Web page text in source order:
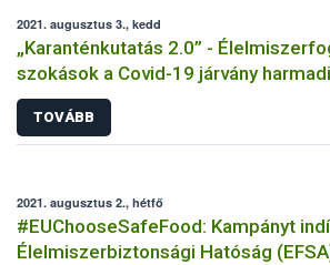
2021. augusztus 3., kedd
„Karanténkutatás 2.0” -
szokások a Covid-19 járvány
TOVÁBB
2021. augusztus 2., hétfő
#EUChooseSafeFood: Kampányt
Élelmiszerbiztonsági Hatóság